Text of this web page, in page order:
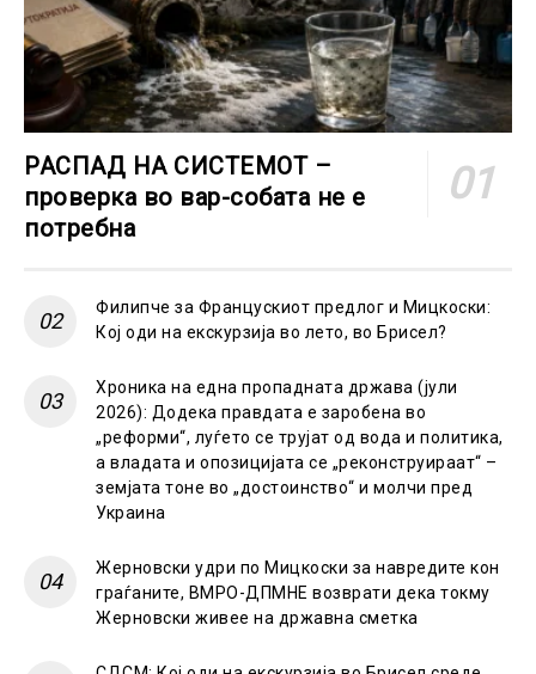
РАСПАД НА СИСТЕМОТ –
проверка во вар-собата не е
потребна
Филипче за Францускиот предлог и Мицкоски:
Кој оди на екскурзија во лето, во Брисел?
Хроника на една пропадната држава (јули
2026): Додека правдата е заробена во
„реформи“, луѓето се трујат од вода и политика,
а владата и опозицијата се „реконструираат“ –
земјата тоне во „достоинство“ и молчи пред
Украина
Жерновски удри по Мицкоски за навредите кон
граѓаните, ВМРО-ДПМНЕ возврати дека токму
Жерновски живее на државна сметка